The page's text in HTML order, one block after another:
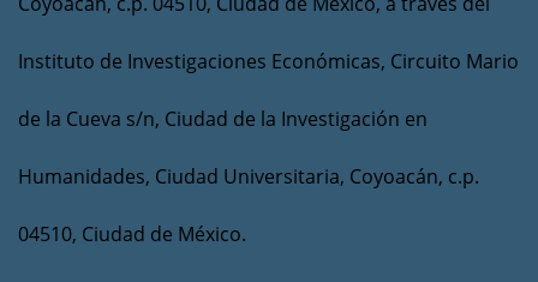
Instituto de Investigaciones Económicas, Circuito Mario
de la Cueva s/n, Ciudad de la Investigación en
Humanidades, Ciudad Universitaria, Coyoacán, c.p.
04510, Ciudad de México.